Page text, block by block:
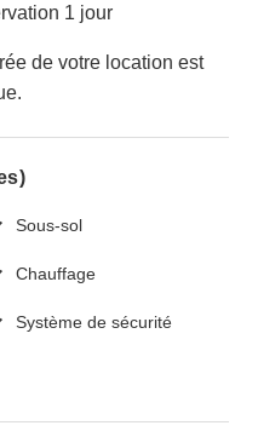
1 jour
de votre location est
Sous-sol
Chauffage
Système de sécurité